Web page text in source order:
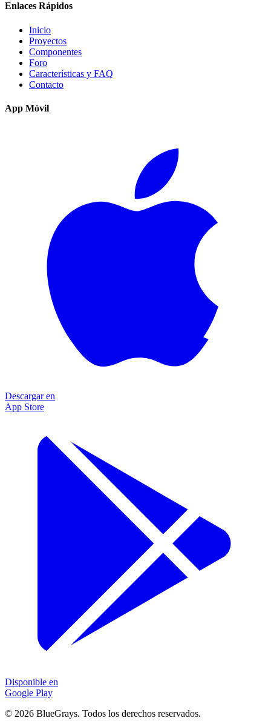
Enlaces Rápidos
Inicio
Proyectos
Componentes
Foro
Características y FAQ
Contacto
App Móvil
Descargar en
App Store
Disponible en
Google Play
© 2026 BlueGrays. Todos los derechos reservados.